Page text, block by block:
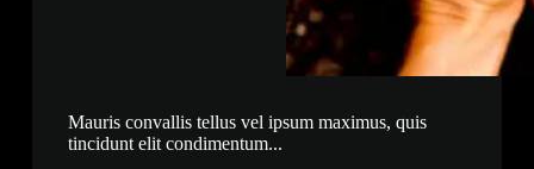
Mauris convallis tellus vel ipsum maximus, quis
tincidunt elit condimentum...